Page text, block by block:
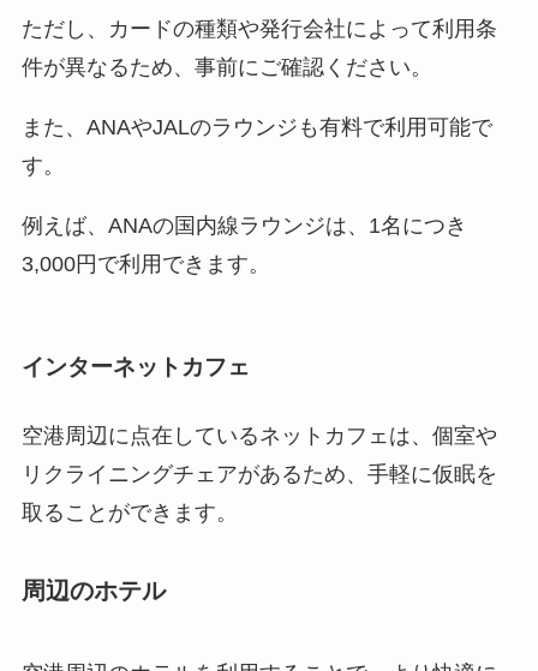
ただし、カードの種類や発行会社によって利用条
件が異なるため、事前にご確認ください。
また、ANAやJALのラウンジも有料で利用可能で
す。
例えば、ANAの国内線ラウンジは、1名につき
3,000円で利用できます。
インターネットカフェ
空港周辺に点在しているネットカフェは、個室や
リクライニングチェアがあるため、手軽に仮眠を
取ることができます。
周辺のホテル